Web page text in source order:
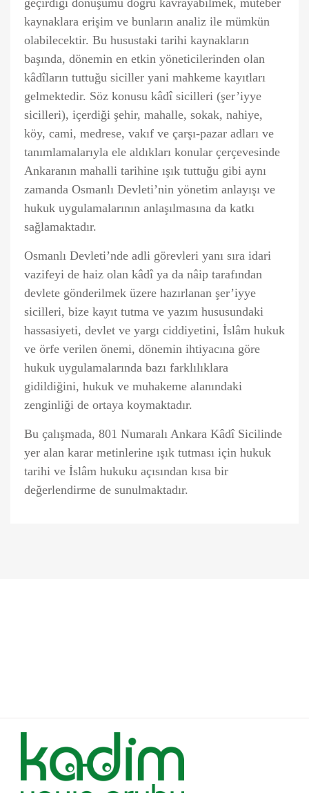
geçirdiği dönüşümü doğru kavrayabilmek, muteber
kaynaklara erişim ve bunların analiz ile mümkün
olabilecektir. Bu husustaki tarihi kaynakların
başında, dönemin en etkin yöneticilerinden olan
kâdîların tuttuğu siciller yani mahkeme kayıtları
gelmektedir. Söz konusu kâdî sicilleri (şer’iyye
sicilleri), içerdiği şehir, mahalle, sokak, nahiye,
köy, cami, medrese, vakıf ve çarşı-pazar adları ve
tanımlamalarıyla ele aldıkları konular çerçevesinde
Ankaranın mahalli tarihine ışık tuttuğu gibi aynı
zamanda Osmanlı Devleti’nin yönetim anlayışı ve
hukuk uygulamalarının anlaşılmasına da katkı
sağlamaktadır.
Osmanlı Devleti’nde adli görevleri yanı sıra idari
vazifeyi de haiz olan kâdî ya da nâip tarafından
devlete gönderilmek üzere hazırlanan şer’iyye
sicilleri, bize kayıt tutma ve yazım hususundaki
hassasiyeti, devlet ve yargı ciddiyetini, İslâm hukuk
ve örfe verilen önemi, dönemin ihtiyacına göre
hukuk uygulamalarında bazı farklılıklara
gidildiğini, hukuk ve muhakeme alanındaki
zenginliği de ortaya koymaktadır.
Bu çalışmada, 801 Numaralı Ankara Kâdî Sicilinde
yer alan karar metinlerine ışık tutması için hukuk
tarihi ve İslâm hukuku açısından kısa bir
değerlendirme de sunulmaktadır.